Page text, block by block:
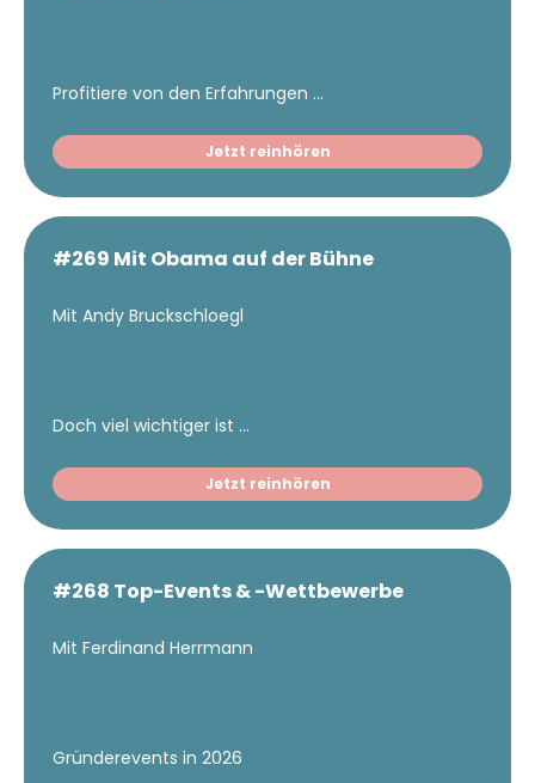
Profitiere von den Erfahrungen ...
Jetzt reinhören
#269 Mit Obama auf der Bühne
Mit Andy Bruckschloegl
Doch viel wichtiger ist ...
Jetzt reinhören
#268 Top-Events & -Wettbewerbe
Mit Ferdinand Herrmann
Gründerevents in 2026